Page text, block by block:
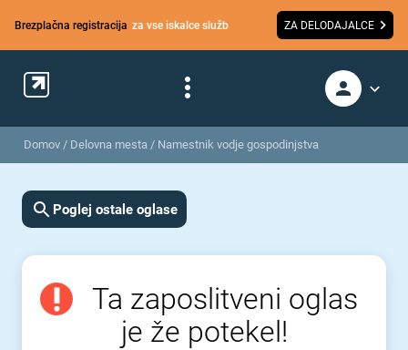
Brezplačna registracija za vse iskalce služb ZA DELODAJALCE
Domov / Delovna mesta / Namestnik vodje gospodinjstva
Poglej ostale oglase
Ta zaposlitveni oglas
je že potekel!